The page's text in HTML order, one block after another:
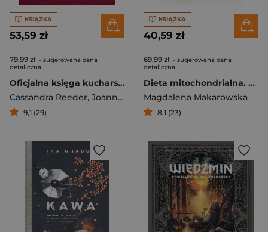
KSIĄŻKA
53,59 zł
79,99 zł - sugerowana cena
detaliczna
Oficjalna księga kucharska Westeros. 77 przepisów na kultowe dania z Gry o tron ​​oraz Rodu smoka
Cassandra Reeder, Joanne Bourne
9,1 (29)
KSIĄŻKA
40,59 zł
69,99 zł - sugerowana cena
detaliczna
Dieta mitochondrialna. Najlepsze przepisy programu MitoLongevity
Magdalena Makarowska
8,1 (23)